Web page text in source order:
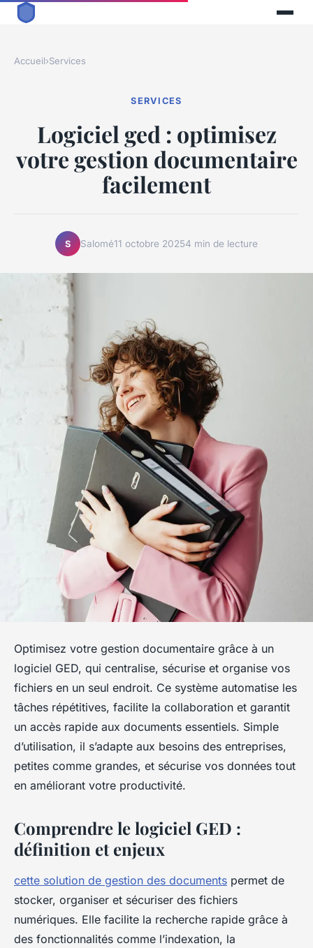
Accueil›Services
SERVICES
Logiciel ged : optimisez
votre gestion documentaire
facilement
S Salomé11 octobre 20254 min de lecture
Optimisez votre gestion documentaire grâce à un
logiciel GED, qui centralise, sécurise et organise vos
fichiers en un seul endroit. Ce système automatise les
tâches répétitives, facilite la collaboration et garantit
un accès rapide aux documents essentiels. Simple
d’utilisation, il s’adapte aux besoins des entreprises,
petites comme grandes, et sécurise vos données tout
en améliorant votre productivité.
Comprendre le logiciel GED :
définition et enjeux
cette solution de gestion des documents permet de
stocker, organiser et sécuriser des fichiers
numériques. Elle facilite la recherche rapide grâce à
des fonctionnalités comme l’indexation, la